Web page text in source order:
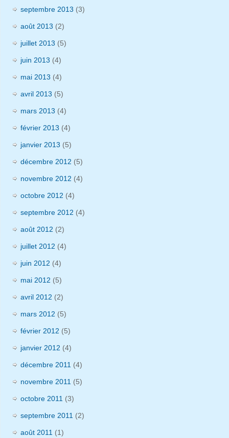
septembre 2013 (3)
août 2013 (2)
juillet 2013 (5)
juin 2013 (4)
mai 2013 (4)
avril 2013 (5)
mars 2013 (4)
février 2013 (4)
janvier 2013 (5)
décembre 2012 (5)
novembre 2012 (4)
octobre 2012 (4)
septembre 2012 (4)
août 2012 (2)
juillet 2012 (4)
juin 2012 (4)
mai 2012 (5)
avril 2012 (2)
mars 2012 (5)
février 2012 (5)
janvier 2012 (4)
décembre 2011 (4)
novembre 2011 (5)
octobre 2011 (3)
septembre 2011 (2)
août 2011 (1)